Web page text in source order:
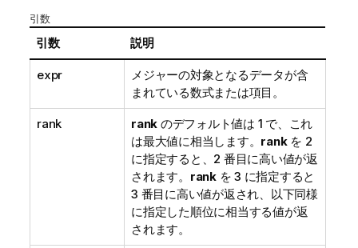
引数
引数 説明
expr
メジャーの対象となるデータが含
まれている数式または項目。
rank rank のデフォルト値は 1 で、これ
は最大値に相当します。 rankを 2
に指定すると、2 番目に高い値が返
されます。 rankを 3 に指定すると
3 番目に高い値が返され、以下同様
に指定した順位に相当する値が返
されます。